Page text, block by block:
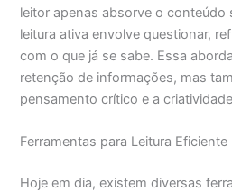
leitor apenas absorve o conteúdo
leitura ativa envolve questionar,
com o que já se sabe. Essa
retenção de informações, mas
pensamento crítico e a
Ferramentas para Leitura Eficiente
Hoje em dia, existem diversas